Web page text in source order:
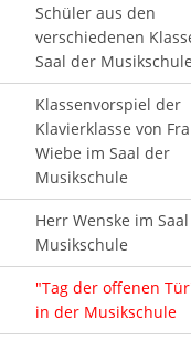
Schüler aus den
verschiedenen
Saal der
Klassenvorspiel der
Klavierklasse von
Wiebe im Saal der
Musikschule
Herr Wenske im
Musikschule
"Tag der offenen
in der Musikschule